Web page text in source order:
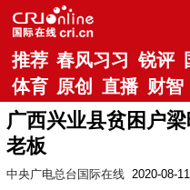
推荐 春风习习 锐评
体育 原创 直播 财智
广西兴业县贫困户
老板
中央广电总台国际在线 2020-08-